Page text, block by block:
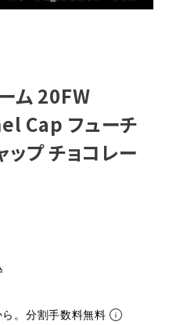
ム 20FW
Cap フューチ
プ チョコレー
ら。分割手数料無料